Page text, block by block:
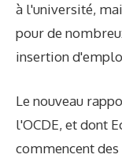
à l'université,
pour de
insertion
Le nouveau
l'OCDE, et dont
commencent des